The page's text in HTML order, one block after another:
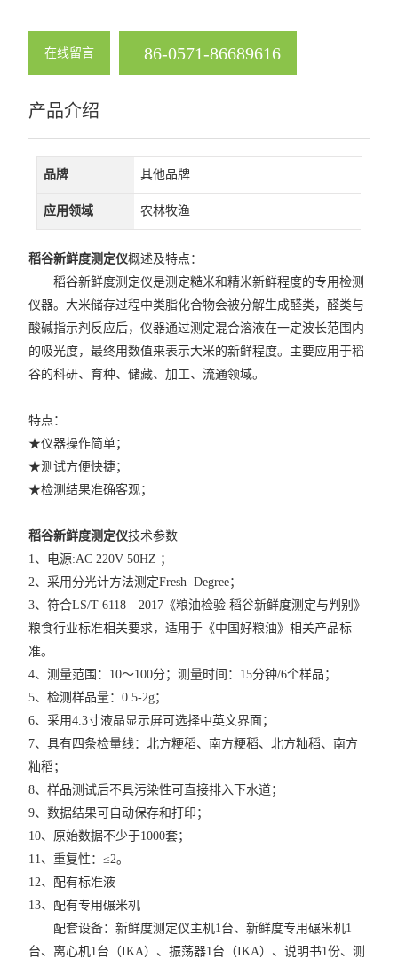
在线留言 86-0571-86689616
产品介绍
品牌 其他品牌
应用领域 农林牧渔
稻谷新鲜度测定仪概述及特点：
稻谷新鲜度测定仪是测定糙米和精米新鲜程度的专用检测
仪器。大米储存过程中类脂化合物会被分解生成醛类，醛类与
酸碱指示剂反应后，仪器通过测定混合溶液在一定波长范围内
的吸光度，最终用数值来表示大米的新鲜程度。主要应用于稻
谷的科研、育种、储藏、加工、流通领域。
特点：
★仪器操作简单；
★测试方便快捷；
★检测结果准确客观；
稻谷新鲜度测定仪技术参数
1、电源:AC 220V 50HZ ；
2、采用分光计方法测定Fresh Degree；
3、符合LS/T 6118—2017《粮油检验 稻谷新鲜度测定与判别》
粮食行业标准相关要求，适用于《中国好粮油》相关产品标
准。
4、测量范围：10～100分；测量时间：15分钟/6个样品；
5、检测样品量：0.5-2g；
6、采用4.3寸液晶显示屏可选择中英文界面；
7、具有四条检量线：北方粳稻、南方粳稻、北方籼稻、南方
籼稻；
8、样品测试后不具污染性可直接排入下水道；
9、数据结果可自动保存和打印；
10、原始数据不少于1000套；
11、重复性：≤2。
12、配有标准液
13、配有专用碾米机
配套设备：新鲜度测定仪主机1台、新鲜度专用碾米机1
台、离心机1台（IKA）、振荡器1台（IKA）、说明书1份、测